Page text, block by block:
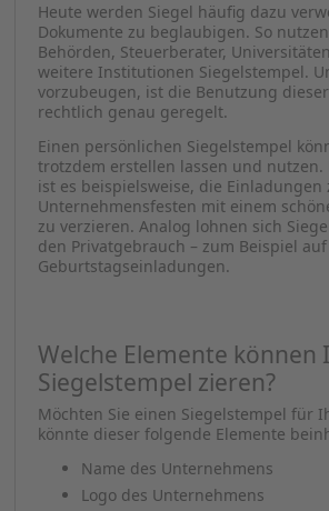
Heute werden Siegel häufig dazu
Dokumente zu beglaubigen. So
Behörden, Steuerberater,
weitere Institutionen Siegelstempel.
vorzubeugen, ist die Benutzung
rechtlich genau geregelt.
Einen persönlichen Siegelstempel
trotzdem erstellen lassen und nutzen.
ist es beispielsweise, die Einladungen
Unternehmensfesten mit einem
zu verzieren. Analog lohnen sich
den Privatgebrauch – zum Beispiel
Geburtstagseinladungen.